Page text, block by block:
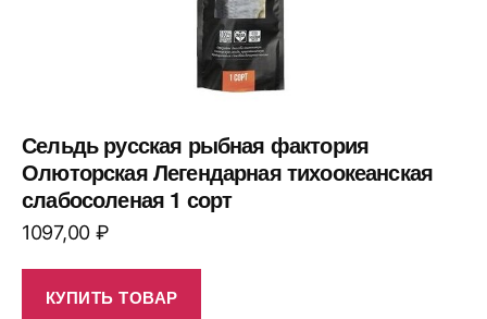
Сельдь русская рыбная фактория
Олюторская Легендарная тихоокеанская
слабосоленая 1 сорт
1097,00 ₽
КУПИТЬ ТОВАР